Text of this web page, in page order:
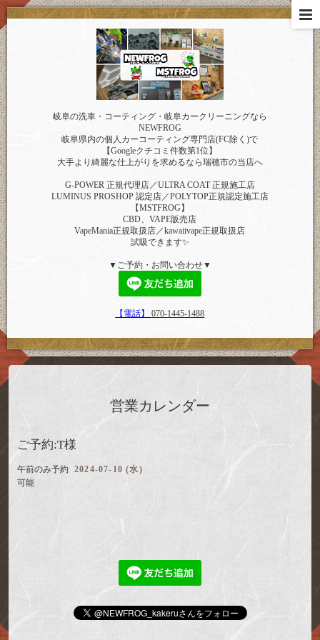
岐阜の洗車・コーティング・岐阜カークリーニングなら
NEWFROG
岐阜県内の個人カーコーティング専門店(FC除く)で
【Googleクチコミ件数第1位】
大手より綺麗な仕上がりを求めるなら瑞穂市の当店へ
G-POWER 正規代理店／ULTRA COAT 正規施工店
LUMINUS PROSHOP 認定店／POLYTOP正規認定施工店
【MSTFROG】
CBD、VAPE販売店
VapeMania正規取扱店／kawaiivape正規取扱店
試吸できます✨
▼ご予約・お問い合わせ▼
【電話】070-1445-1488
営業カレンダー
ご予約:T様
午前のみ予約
可能
2024-07-10 (水)